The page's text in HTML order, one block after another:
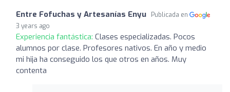
Entre Fofuchas y Artesanías Enyu
Publicada en
3 years ago
Experiencia fantástica: Clases especializadas. Pocos
alumnos por clase. Profesores nativos. En año y medio
mi hija ha conseguido los que otros en años. Muy
contenta